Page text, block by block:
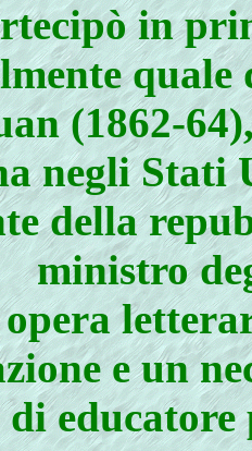
in
(1862-
negli Stati
della
ministro
e un
di